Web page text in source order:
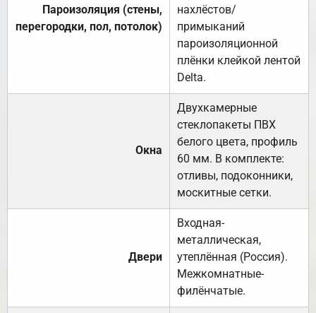
Пароизоляция (стены,
перегородки, пол, потолок)
нахлёстов/
примыканий
пароизоляционной
плёнки клейкой лентой
Delta.
Окна
Двухкамерные
стеклопакеты ПВХ
белого цвета, профиль
60 мм. В комплекте:
отливы, подоконники,
москитные сетки.
Двери
Входная-
металлическая,
утеплённая (Россия).
Межкомнатные-
филёнчатые.